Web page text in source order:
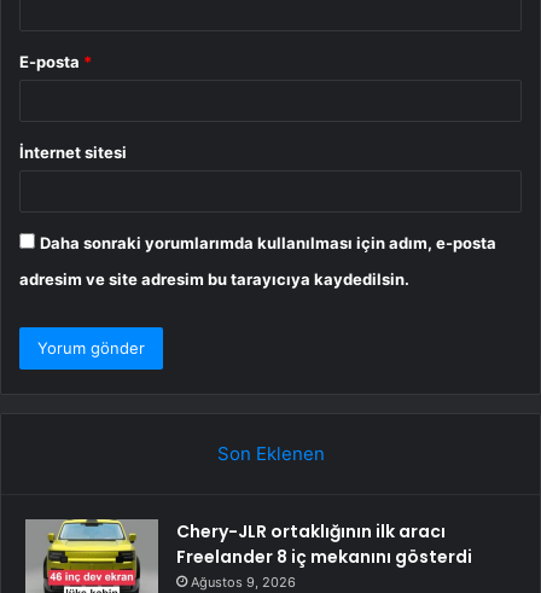
E-posta *
İnternet sitesi
Daha sonraki yorumlarımda kullanılması için adım, e-posta
adresim ve site adresim bu tarayıcıya kaydedilsin.
Son Eklenen
Chery-JLR ortaklığının ilk aracı
Freelander 8 iç mekanını gösterdi
Ağustos 9, 2026